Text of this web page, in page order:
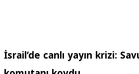
İsrail’de canlı yayın krizi: